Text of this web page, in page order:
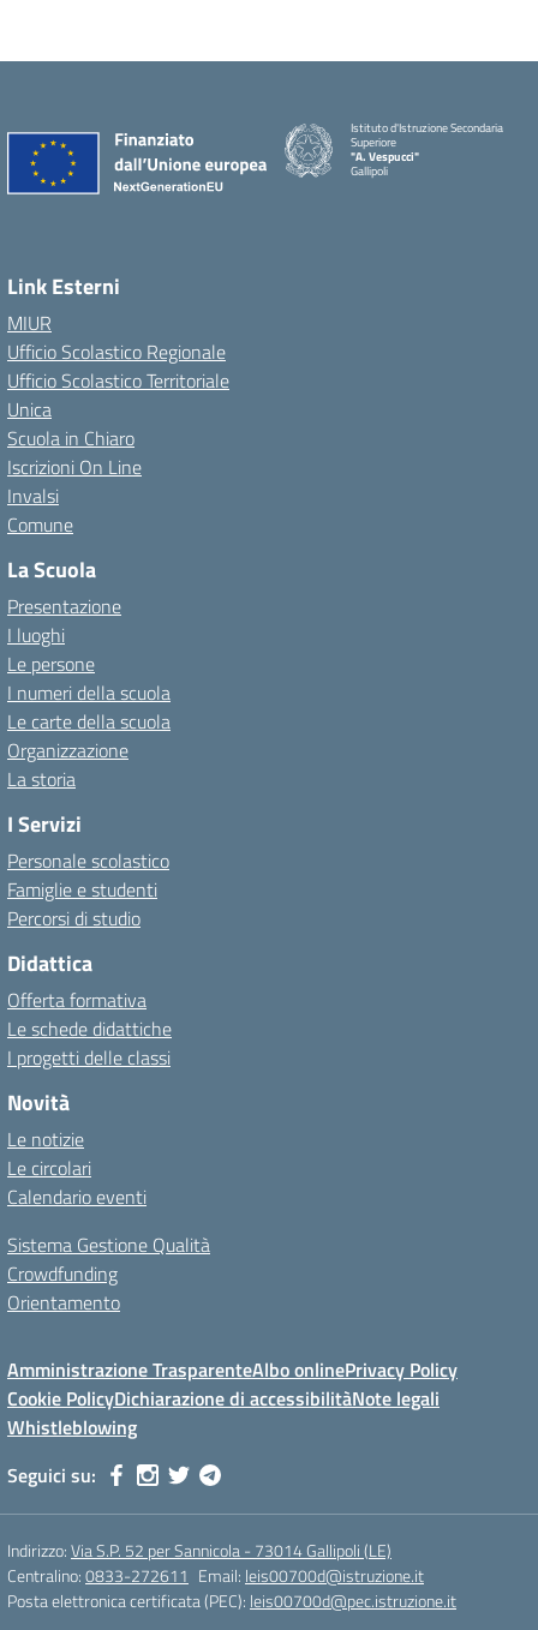
Istituto d'Istruzione Secondaria
Superiore
"A. Vespucci"
Gallipoli
Link Esterni
MIUR
Ufficio Scolastico Regionale
Ufficio Scolastico Territoriale
Unica
Scuola in Chiaro
Iscrizioni On Line
Invalsi
Comune
La Scuola
Presentazione
I luoghi
Le persone
I numeri della scuola
Le carte della scuola
Organizzazione
La storia
I Servizi
Personale scolastico
Famiglie e studenti
Percorsi di studio
Didattica
Offerta formativa
Le schede didattiche
I progetti delle classi
Novità
Le notizie
Le circolari
Calendario eventi
Sistema Gestione Qualità
Crowdfunding
Orientamento
Amministrazione TrasparenteAlbo onlinePrivacy Policy
Cookie PolicyDichiarazione di accessibilitàNote legali
Whistleblowing
Seguici su:
Indirizzo:Via S.P. 52 per Sannicola - 73014 Gallipoli (LE)
Centralino:0833-272611 Email: leis00700d@istruzione.it
Posta elettronica certificata (PEC): leis00700d@pec.istruzione.it